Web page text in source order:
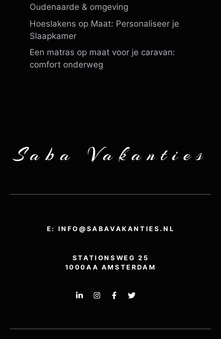
Oudenaarde & omgeving
Hoeslakens op Maat: Personaliseer je
Slaapkamer
Een matras op maat voor je caravan:
comfort onderweg
Saba Vakanties
E: INFO@SABAVAKANTIES.NL
STATIONSWEG 25
1000AA AMSTERDAM